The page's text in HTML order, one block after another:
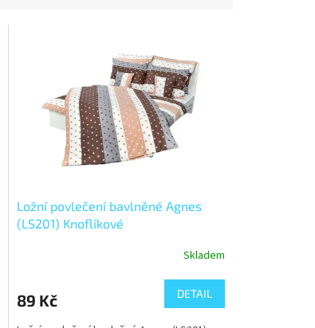
Ložní povlečení bavlněné Agnes
(LS201) Knoflíkové
Skladem
89 Kč DETAIL